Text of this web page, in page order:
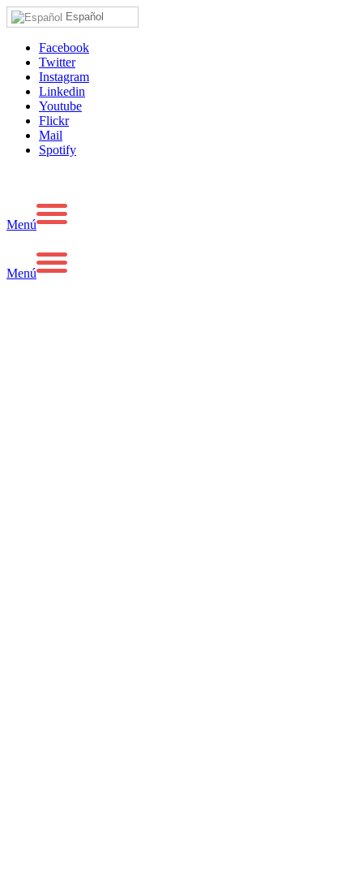
Español
Facebook
Twitter
Instagram
Linkedin
Youtube
Flickr
Mail
Spotify
Menú
Menú